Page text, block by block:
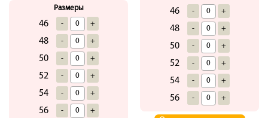
Размеры
46 - +
48 - +
50 - +
52 - +
54 - +
56 - +
46 - +
48 - +
50 - +
52 - +
54 - +
56 - +